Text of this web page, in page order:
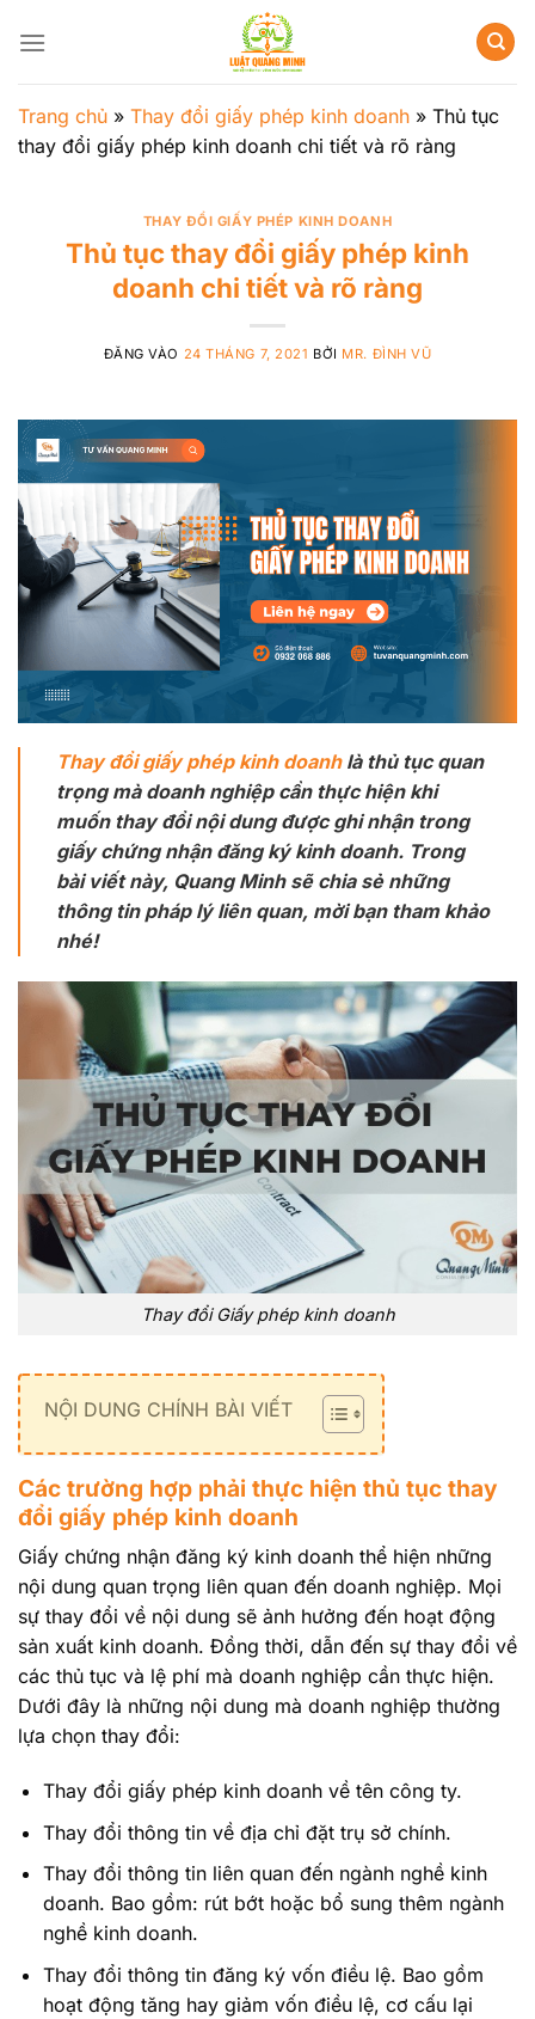
qua
dung
Trang chủ » Thay đổi giấy phép kinh doanh » Thủ tục
thay đổi giấy phép kinh doanh chi tiết và rõ ràng
THAY ĐỔI GIẤY PHÉP KINH DOANH
Thủ tục thay đổi giấy phép kinh
doanh chi tiết và rõ ràng
ĐĂNG VÀO 24 THÁNG 7, 2021 BỞI MR. ĐÌNH VŨ
Thay đổi giấy phép kinh doanhlà thủ tục quan
trọng mà doanh nghiệp cần thực hiện khi
muốn thay đổi nội dung được ghi nhận trong
giấy chứng nhận đăng ký kinh doanh. Trong
bài viết này, Quang Minh sẽ chia sẻ những
thông tin pháp lý liên quan, mời bạn tham khảo
nhé!
Thay đổi Giấy phép kinh doanh
NỘI DUNG CHÍNH BÀI VIẾT
Các trường hợp phải thực hiện thủ tục thay
đổi giấy phép kinh doanh
Giấy chứng nhận đăng ký kinh doanh thể hiện những
nội dung quan trọng liên quan đến doanh nghiệp. Mọi
sự thay đổi về nội dung sẽ ảnh hưởng đến hoạt động
sản xuất kinh doanh. Đồng thời, dẫn đến sự thay đổi về
các thủ tục và lệ phí mà doanh nghiệp cần thực hiện.
Dưới đây là những nội dung mà doanh nghiệp thường
lựa chọn thay đổi:
Thay đổi giấy phép kinh doanh về tên công ty.
Thay đổi thông tin về địa chỉ đặt trụ sở chính.
Thay đổi thông tin liên quan đến ngành nghề kinh
doanh. Bao gồm: rút bớt hoặc bổ sung thêm ngành
nghề kinh doanh.
Thay đổi thông tin đăng ký vốn điều lệ. Bao gồm
hoạt động tăng hay giảm vốn điều lệ, cơ cấu lại